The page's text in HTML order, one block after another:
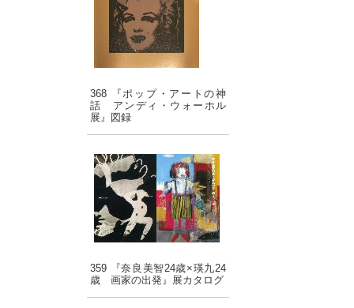
368 『ポップ・アートの神
話 アンディ・ウォーホル
展』図録
359 『奈良美智24歳×瑛九24
歳 画家の出発』展カタログ